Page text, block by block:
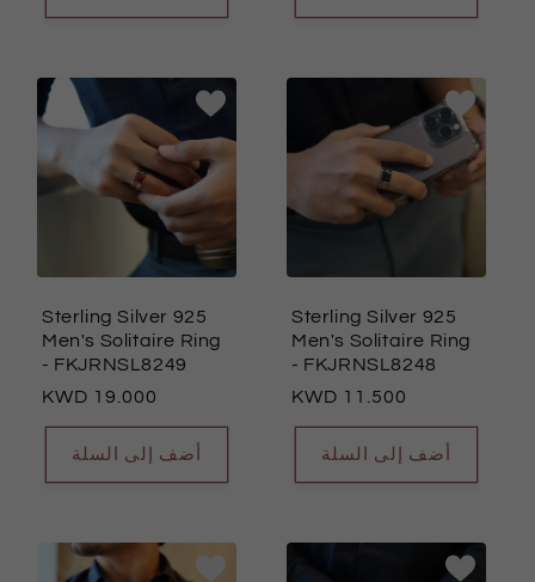
Sterling Silver 925
Men's Solitaire Ring
- FKJRNSL8249
السعر
العادي
19.000
أضف إلى السلة
Sterling Silver 925
Men's Solitaire Ring
- FKJRNSL8248
السعر
العادي
11.500
أضف إلى السلة